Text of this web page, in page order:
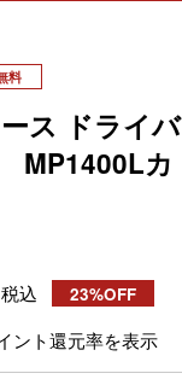
料
ス ドライバ
MP1400Lカ
税込 23%OFF
ント還元率を表示